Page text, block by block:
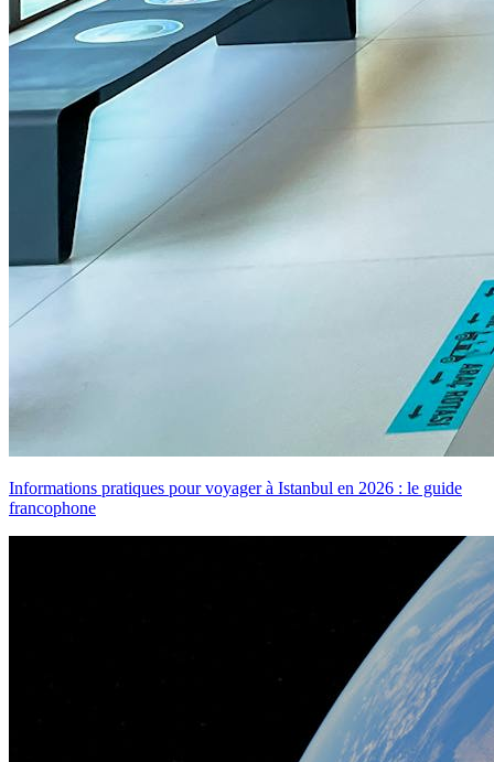
Informations pratiques pour voyager à Istanbul en 2026 : le guide
francophone